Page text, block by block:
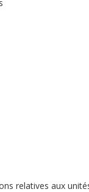
relatives aux